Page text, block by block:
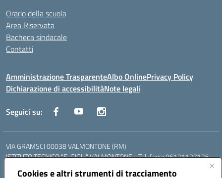
Cookies e altri strumenti di tracciamento
Orario della scuola
Area Riservata
Bacheca sindacale
Contatti
Amministrazione TrasparenteAlbo OnlinePrivacy Policy
Dichiarazione di accessibilitàNote legali
Seguici su:
VIA GRAMSCI 00038 VALMONTONE (RM)
ISTITUTO TECNICO "E. GIGLI" VALMONTONE - Telefono: 06121127125